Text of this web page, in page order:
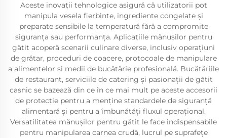
Aceste inovații tehnologice asigură că utilizatorii pot
manipula vesela fierbinte, ingrediente congelate și
preparate sensibile la temperatură fără a compromite
siguranța sau performanța. Aplicațiile mănușilor pentru
gătit acoperă scenarii culinare diverse, inclusiv operațiuni
de grătar, proceduri de coacere, protocoale de manipulare
a alimentelor și medii de bucătărie profesională. Bucătăriile
de restaurant, serviciile de catering și pasionații de gătit
casnic se bazează din ce în ce mai mult pe aceste accesorii
de protecție pentru a menține standardele de siguranță
alimentară și pentru a îmbunătăți fluxul operațional.
Versatilitatea mănușilor pentru gătit le face indispensabile
pentru manipularea carnea crudă, lucrul pe suprafețe